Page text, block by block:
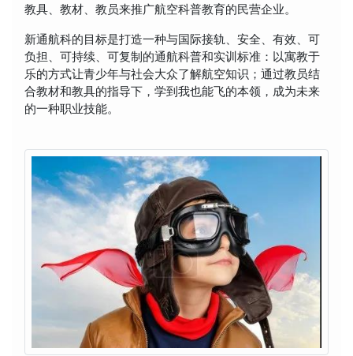
教具、教材、教员来推广航空科普教育的民营企业。
新通航科的目标是打造一种与国际接轨、安全、有效、可
负担、可持续、可复制的通航科普和实训标准：以寓教于
乐的方式让青少年与社会大众了解航空知识；通过教员结
合教材和教具的指导下，学到我也能飞的本领，成为未来
的一种职业技能。